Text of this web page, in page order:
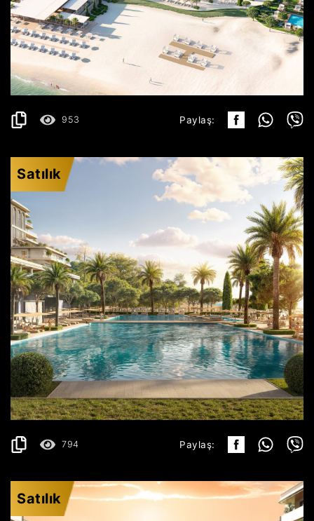
ULCINJ
825.999€
152.48 m
AYRINTILAR
953 Paylaş:
Satılık
ULCINJ
351.499€
64.24 m2
AYRINTILAR
794 Paylaş:
Satılık